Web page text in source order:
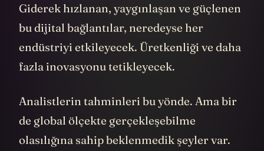
Giderek hızlanan, yaygınlaşan ve güçlenen
bu dijital bağlantılar, neredeyse her
endüstriyi etkileyecek. Üretkenliği ve daha
fazla inovasyonu tetikleyecek.
Analistlerin tahminleri bu yönde. Ama bir
de global ölçekte gerçekleşebilme
olasılığına sahip beklenmedik şeyler var.